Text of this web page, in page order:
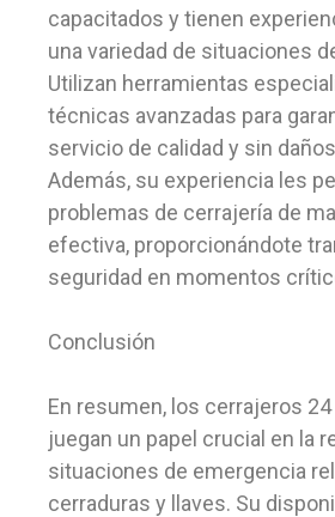
capacitados y tienen
una variedad de situaciones
Utilizan herramientas
técnicas avanzadas para
servicio de calidad y sin
Además, su experiencia les
problemas de cerrajería de
efectiva, proporcionándote
seguridad en momentos
Conclusión
En resumen, los cerrajeros
juegan un papel crucial en la
situaciones de emergencia
cerraduras y llaves. Su